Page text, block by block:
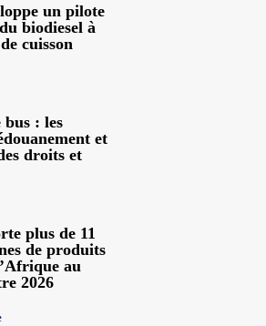
un pilote
biodiesel à
cuisson
: les
et
droits et
plus de 11
de produits
au
2026